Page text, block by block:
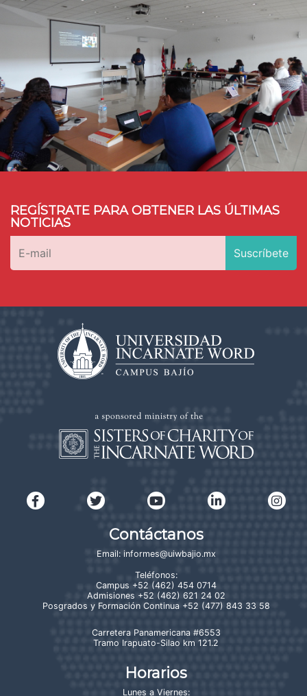
REGÍSTRATE PARA OBTENER LAS ÚLTIMAS
NOTICIAS
Contáctanos
Email: informes@uiwbajio.mx
Teléfonos:
Campus +52 (462) 454 0714
Admisiones +52 (462) 621 24 02
Posgrados y Formación Continua +52 (477) 843 33 58
Carretera Panamericana #6553
Tramo Irapuato-Silao km 121.2
Horarios
Lunes a Viernes: